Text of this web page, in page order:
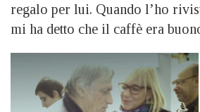
regalo per lui. Quando l’ho
mi ha detto che il caffè era